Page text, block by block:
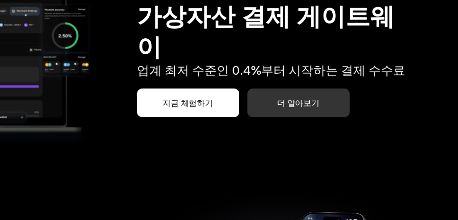
가상자산 결제 게이트웨
이
업계 최저 수준인 0.4%부터 시작하는 결제 수수료
지금 체험하기 더 알아보기